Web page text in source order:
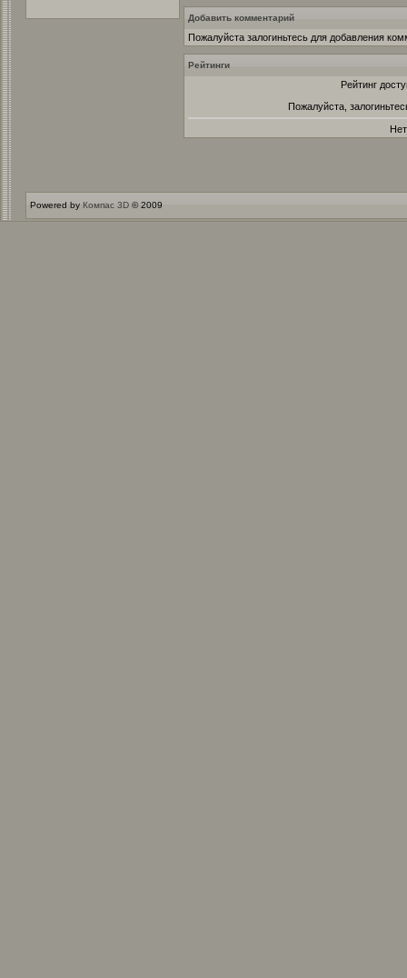
Добавить комментарий
Пожалуйста залогиньтесь для добавления
Рейтинги
Рейтинг
Пожалуйста,
Powered by Компас 3D © 2009